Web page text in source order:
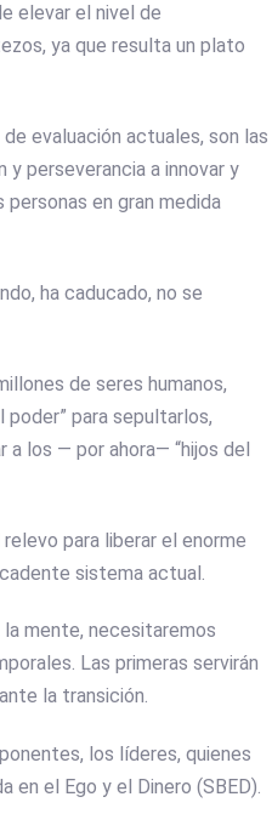
elevar el nivel de
ya que resulta un plato
evaluación actuales, son las
y perseverancia a innovar y
en gran medida
ha caducado, no se
de seres humanos,
para sepultarlos,
a los — por ahora— “hijos del
para liberar el enorme
sistema actual.
mente, necesitaremos
Las primeras servirán
la transición.
los líderes, quienes
el Ego y el Dinero (SBED).